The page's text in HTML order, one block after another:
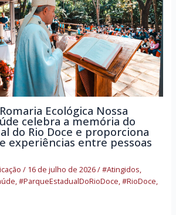
Ecológica Nossa
celebra a memória do
do Rio Doce e proporciona
experiências entre pessoas
/ 16 de julho de 2026/#Atingidos,
,#ParqueEstadualDoRioDoce,#RioDoce,